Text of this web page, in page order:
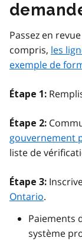
Passez en
compris, les
exemple de
Étape 1:
Étape 2:
gouvernement
liste de
Étape 3:
Ontario.
Paiements
système